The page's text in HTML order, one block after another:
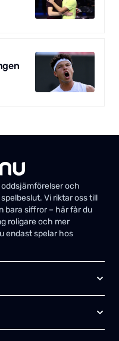
och
Vi riktar oss till
bara siffror – här får du
roligare och mer
endast spelar hos